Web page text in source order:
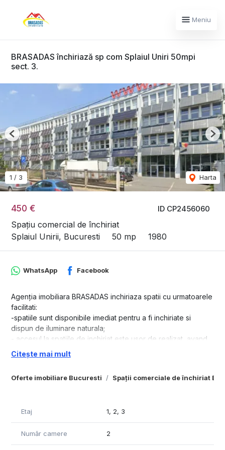
Meniu
BRASADAS închiriază sp com Splaiul Uniri 50mpi
sect. 3.
ID CP2456060
450 €
Spațiu comercial de închiriat
Splaiul Unirii, Bucuresti
50 mp 1980
1 / 3 Harta
Previous
Oferte imobiliare Bucuresti Spații comerciale de închiriat
WhatsApp Facebook
Agenția imobiliara BRASADAS inchiriaza spatii cu urmatoarele
facilitati:
-spatiile sunt disponibile imediat pentru a fi inchiriate si
dispun de iluminare naturala;
- accesul la spatiile de inchiriat este usor de realizat, avand
mai multe posibilitati de intrare-iesire (scari si/sau lifturi de
persoane / de mare capacitate);
divizate in functie de necesitatile clientului;
jaluzele verticale, sistem individual de climatizare cu
posibilitati de compartimentare pe cheltuiala clientului;
- spatiile sunt prevazute cu instalatii termice conectate la
centrala termica a societatii
Citește mai mult
Etaj 1, 2, 3
Număr camere 2